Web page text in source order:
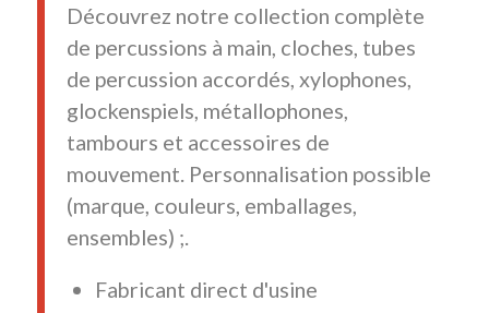
Découvrez notre collection complète
de percussions à main, cloches, tubes
de percussion accordés, xylophones,
glockenspiels, métallophones,
tambours et accessoires de
mouvement. Personnalisation possible
(marque, couleurs, emballages,
ensembles) ;.
Fabricant direct d'usine